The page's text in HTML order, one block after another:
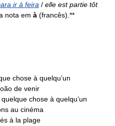
ir à feira / elle est partie tôt
nota em à (francês).**
chose à quelqu’un
de venir
chose à quelqu’un
au cinéma
à la plage